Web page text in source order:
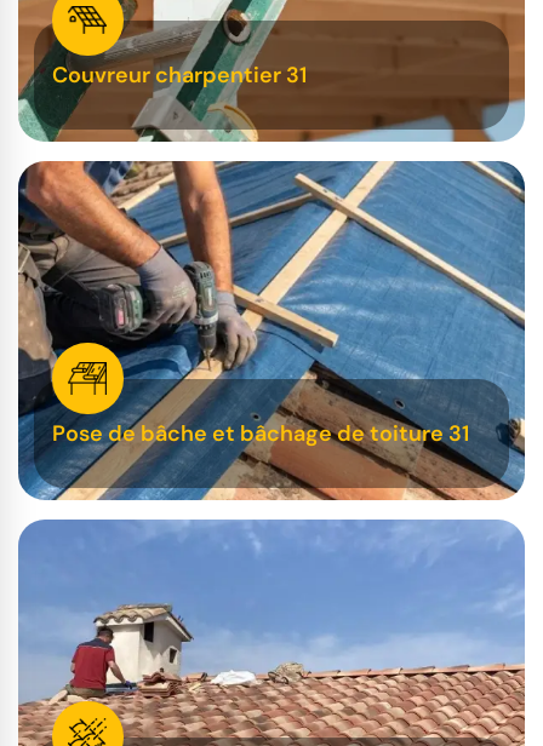
Couvreur charpentier 31
Pose de bâche et bâchage de toiture 31